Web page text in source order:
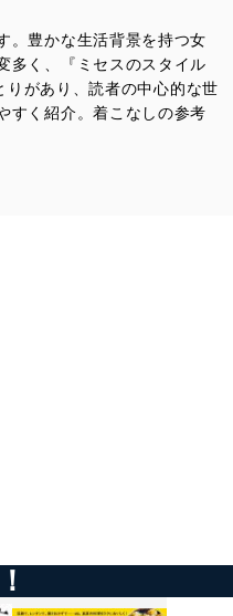
施し、個人情報の
要なアクセスを防止
、これを最新状態
ています。
改善し、常に最良
。豊かな生活背景を持つ女
多く、『ミセスのスタイル
があり、読者の中心的な世
すく紹介。着こなしの参考